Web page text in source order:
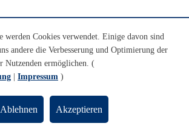
werden Cookies verwendet. Einige davon sind
andere die Verbesserung und Optimierung der
Nutzenden ermöglichen. (
Impressum )
Ablehnen Akzeptieren